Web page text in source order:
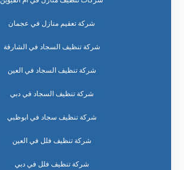
شركة تعقيم منازل في عجمان
شركة تنظيف السجاد في الشارقة
شركة تنظيف السجاد في العين
شركة تنظيف السجاد في دبي
شركة تنظيف سجاد في ابوظبي
شركة تنظيف فلل في العين
شركة تنظيف فلل في دبي